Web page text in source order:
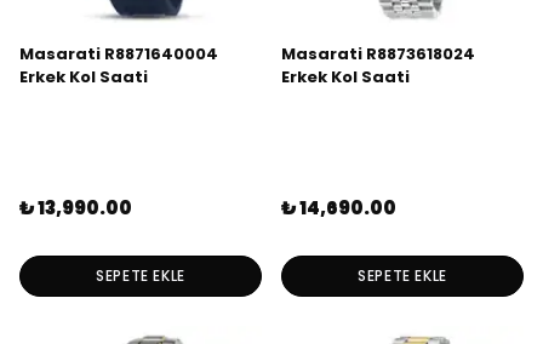
Masarati R8871640004
Erkek Kol Saati
₺ 13,990.00
SEPETE EKLE
Masarati R8873618024
Erkek Kol Saati
₺ 14,690.00
SEPETE EKLE